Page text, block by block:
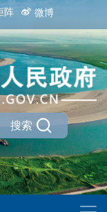
阵 微博
搜索